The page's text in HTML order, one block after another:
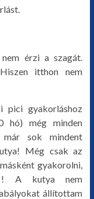
érzi a szagát.
itthon nem
pici gyakorláshoz
hó) még minden
már sok mindent
Még csak az
gyakorolni,
! A kutya nem
állítottam